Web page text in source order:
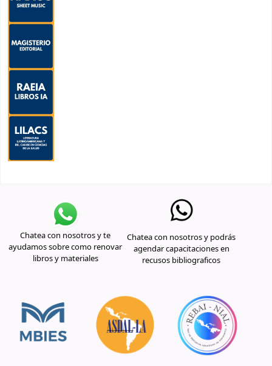
Chatea con nosotros y te
ayudamos sobre como renovar
libros y materiales
Chatea con nosotros y podrás
agendar capacitaciones en
recusos bibliograficos